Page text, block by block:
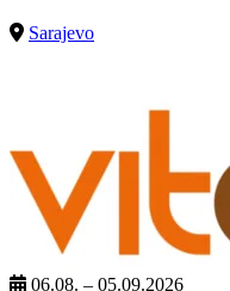
Sarajevo
06.08. – 05.09.2026